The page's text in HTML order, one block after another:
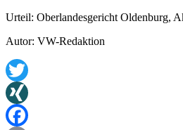
Urteil: Oberlandesgericht Oldenburg,
Autor: VW-Redaktion
Twitter
XING